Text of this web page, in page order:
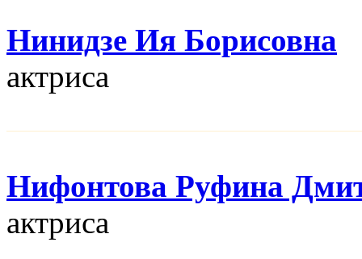
Нинидзе Ия Борисовна
актриса
Нифонтова Руфина
актриса